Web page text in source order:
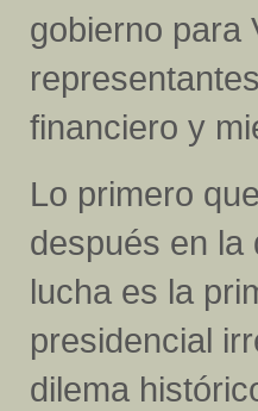
gobierno para
financiero y
Lo primero
después en la
lucha es la
presidencial
dilema